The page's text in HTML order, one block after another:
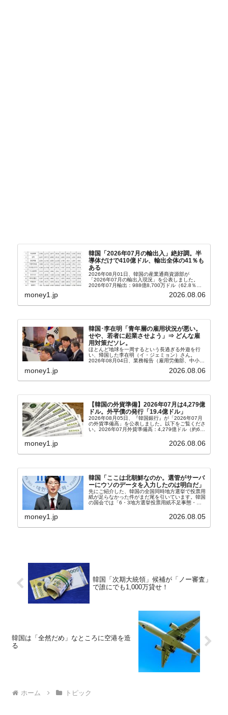
韓国「2026年07月の輸出入」絶好調。半
導体だけで410億ドル、輸出全体の41％も
ある
2026年08月01日、韓国の産業通商資源部が
「2026年07月の輸出入現況」を公表しました。
2026年07月輸出：988億8,700万ドル（62.8％）
money1.jp 2026.08.06
韓国･李在明「青年層の雇用状況が悪い。
せや、若者に起業させよう」⇒ どんな雇
用対策だソレ。
ほとんど地球を一周するという長過ぎる外遊を行
い、帰国した李在明（イ・ジェミョン）さん。
2026年08月04日、業務報告（雇用労働部、中小ベ
上、韓国大統領に成りおおせた李在明（イ・ジェミ
money1.jp 2026.08.06
【韓国の外貨準備】2026年07月は4,279億
ドル。外平債の発行「19.4億ドル」
2026年08月05日、『韓国銀行』が「2026年07月
の外貨準備高」を公表しました。以下をご覧くださ
い。2026年07月外貨準備高：4,279億ドル（約67
money1.jp 2026.08.06
韓国「ここは北朝鮮なのか。選管がサーバ
ーにウソのデータを入力したのは明白だ」
先にご紹介した、韓国の全国同時地方選挙で投票用
紙が足らなかった件がまだ尾を引いています。韓国
の国会では「6・3地方選挙投票用紙不足事態・国
す。『国民の力』の朱晋佑（チュ・ジヌ）議員はそ
money1.jp 2026.08.05
韓国「次期大統領」候補が「ノー審査」
で誰にでも1,000万貸せ！
韓国は「全然だめ」なところに空港を造
る
ホーム トピック